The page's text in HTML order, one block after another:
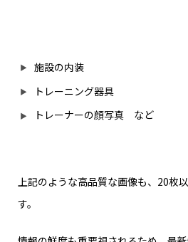
施設の内装
トレーニング器具
トレーナーの顔写真 など
上記のような高品質な画像も、20枚
す。